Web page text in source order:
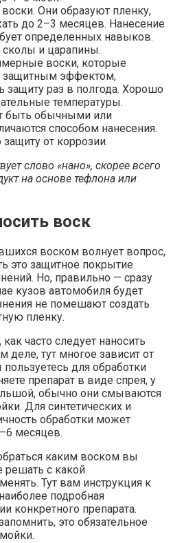
Они образуют пленку,
до 2–3 месяцев. Нанесение
определенных навыков.
и царапины.
воски, которые
эффектом,
защиту раз в полгода. Хорошо
температуры.
быть обычными или
способом нанесения.
от коррозии.
слово «нано», скорее всего
на основе тефлона или
воск
воском волнует вопрос,
это защитное покрытие.
Но, правильно — сразу
кузов автомобиля будет
не помешают создать
пленку.
часто следует наносить
тут многое зависит от
для обработки
препарат в виде спрея, у
обычно они смываются
Для синтетических и
обработки может
месяцев.
каким воском вы
решать с какой
Тут вам инструкция к
подробная
конкретного препарата.
это обязательное